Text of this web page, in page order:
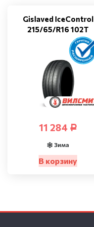
Gislaved IceControl
215/65/R16 102T
11 284 Р
Зима
В корзину